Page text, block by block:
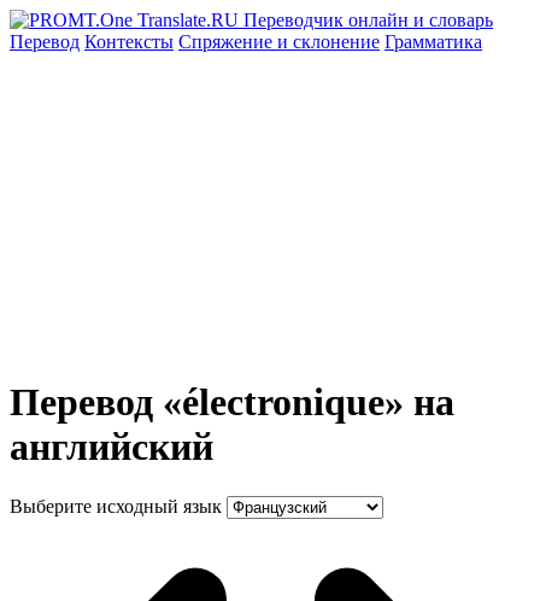
Перевод Контексты Спряжение и склонение Грамматика
Перевод «électronique» на
английский
Выберите исходный язык